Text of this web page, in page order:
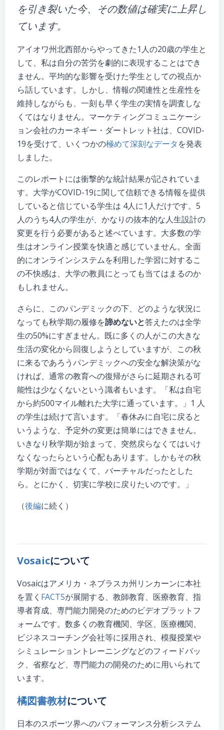
を引き裂いた今、その数値は確実に上昇し
ています。
アイオワ州北西部からやってきた1人の20歳の学生と
して、私は自分の苦労を劇的に表現することはでき
ません。平均的な影響を受けた学生としての視点か
ら話しています。しかし、情報の関連性と生産性を
維持しながらも、一刻も早く学生の実情を調査しな
くてはなりません。マーケティングコミュニケーシ
ョン会社のカーネギー・ダートレット社は、COVID-
19を受けて、いくつかの極めて深刻なデータ を発表
しました。
このレポートには衝撃的な統計結果が記されていま
す。大学がCOVID-19に関して信頼できる情報を提供
していると信じている学生は 4人に1人だけです。5
人のうち4人の学生が、かなりの抜本的な人生設計の
変更を行う必要があると述べています。大多数の学
生はオンライン授業を快適と感じていません。全面
的にオンラインシステムを利用した学習に対するこ
の不快感は、大学の教員にとっても当てはまるのか
もしれません。
さらに、このパンデミックの下、どのような状況に
なっても秋学期の履修を諦めないと答えたのは全学
生の50%にすぎません。既に多くの人がこの大きな
生活の変化から回復しようとしていますが、この秋
に来るであろうパンデミックへの安全な解決策がな
ければ、通常の教育への復帰がさらに延期される可
能性は少なくないという識者もいます。「私は自宅
から約500マイル離れた大学に通っています。」1 人
の学生は続けて言います。「春休みに自宅に戻ると
いうような、予定外の変更は簡単にはできません。
いきなり秋学期が始まって、突然戻らなくてはいけ
なくなったらという心配もあります。しかもその秋
学期が対面ではなくて、バーチャルだったとした
ら。とにかく、切実に学校に戻りたいのです。」
（後編に続く）
Vosaicについて
Vosaicはアメリカ・ネブラスカ州リンカーンに本社
を置く FACTSが展開する、教師教育、医療教育、指
導者育成、専門能力開発のためのビデオプラットフ
ォームです。数多くの教育機関、学区、医療機関、
ビジネスコーチング会社等に採用され、模擬授業や
シミュレーショントレーニングなどのフィードバッ
ク、省察など、専門能力の開発のために用いられて
います。
橘図書教材について
日本のスポーツ界へのパフォーマンス分析システム